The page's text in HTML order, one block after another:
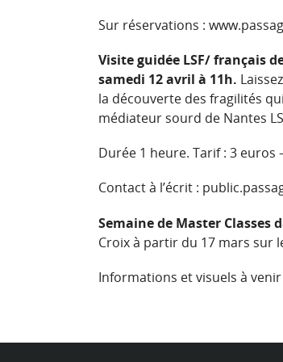
Sur réservations :
Visite guidée LSF/ français
samedi 12 avril à 11h.
la découverte des fragilités
médiateur sourd de Nantes
Durée 1 heure. Tarif : 3
Contact à l’écrit :
Semaine de Master Classes
Croix à partir du 17 mars sur
Informations et visuels à